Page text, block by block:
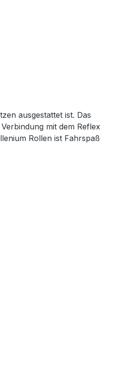
ausgestattet ist. Das
mit dem Reflex
Rollen ist Fahrspaß